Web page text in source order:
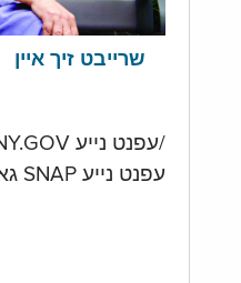
שרייבט זיך איין
/עפנט נייע NY.GOV אגסקאהאל
עפנט נייע SNAP גאס אקאונט